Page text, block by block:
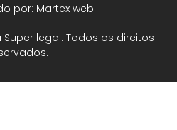
legal. Todos os direitos
por: Martex web